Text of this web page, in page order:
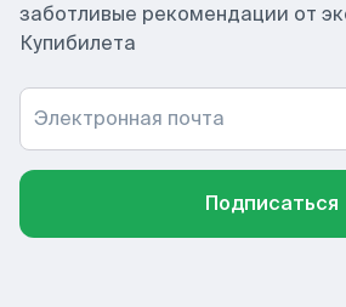
заботливые рекомендации от
Купибилета
Электронная почта
Подписаться